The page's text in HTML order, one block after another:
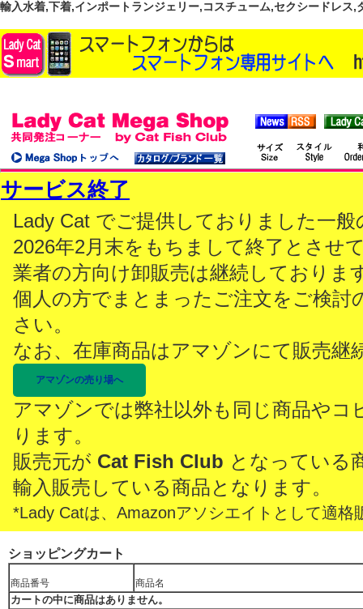
輸入水着,下着,インポートランジェリー,コスチューム,セクシードレス
サービス終了
Lady Cat でご提供しておりました一
2026年2月末をもちまして終了とさせ
業者の方向け卸販売は継続しておりま
個人の方でまとまったご注文をご検討
さい。
なお、在庫商品はアマゾンにて販売継
アマゾンの売り場へ
アマゾンでは弊社以外も同じ商品やコ
ります。
販売元が Cat Fish Club となっている
輸入販売している商品となります。
*Lady Catは、Amazonアソシエイトとして適格
ショッピングカート
商品番号 商品名
カートの中に商品はありません。